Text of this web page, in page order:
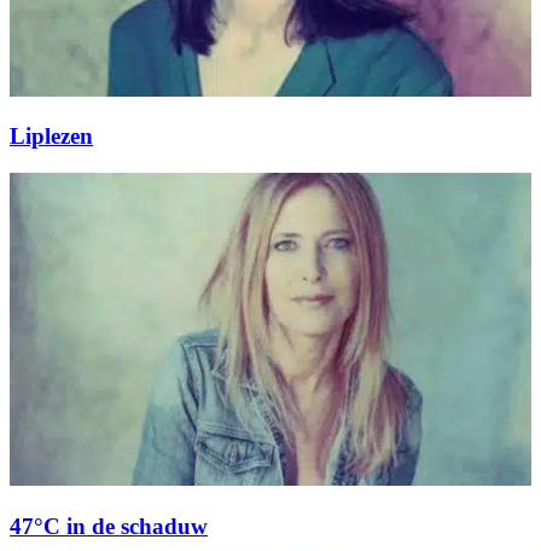
Liplezen
47°C in de schaduw